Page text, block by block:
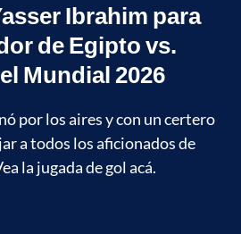
Ibrahim para
de Egipto vs.
Mundial 2026
por los aires y con un certero
a todos los aficionados de
la jugada de gol acá.